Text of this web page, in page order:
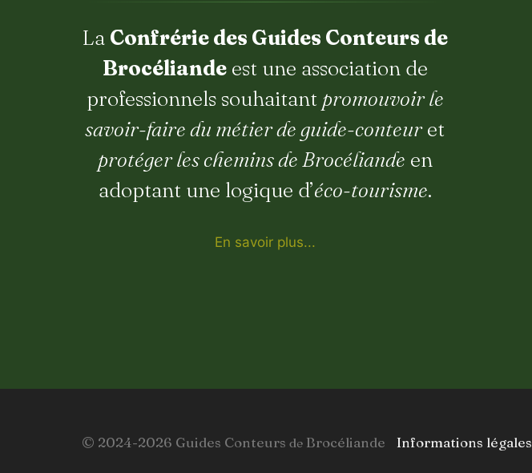
La Confrérie des Guides Conteurs de
Brocéliandeest une association de
professionnels souhaitant promouvoir le
savoir-faire du métier de guide-conteuret
protéger les chemins de Brocéliande en
adoptant une logique d’éco-tourisme.
En savoir plus...
© 2024-2026 Guides Conteurs de Brocéliande Informations légales